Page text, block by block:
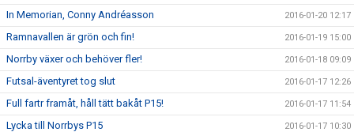
In Memorian, Conny Andréasson 2016-01-20 12:17
Ramnavallen är grön och fin! 2016-01-19 15:00
Norrby växer och behöver fler! 2016-01-18 09:09
Futsal-äventyret tog slut 2016-01-17 12:26
Full fartr framåt, håll tätt bakåt P15! 2016-01-17 11:54
Lycka till Norrbys P15 2016-01-17 10:30